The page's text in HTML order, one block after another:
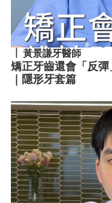
黃景謙牙醫師
矯正牙齒還會「反
｜隱形牙套篇